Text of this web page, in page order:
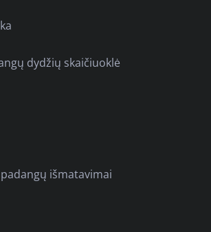
dydžių skaičiuoklė
išmatavimai